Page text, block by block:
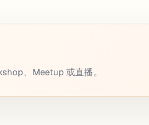
、Meetup 或直播。